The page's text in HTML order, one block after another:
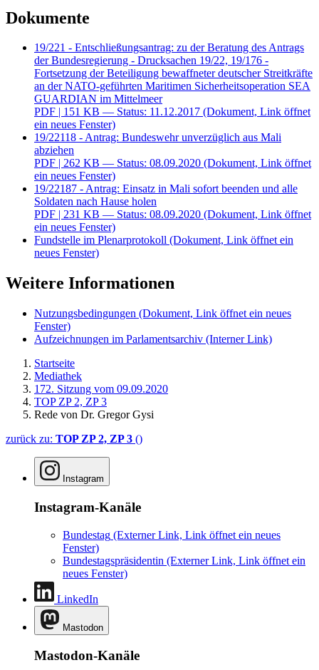
der Bundesregierung - Drucksachen 19/22, 19/176 -
Fortsetzung der Beteiligung bewaffneter deutscher Streitkräfte
GUARDIAN im Mittelmeer
PDF| 151 KB — Status: 11.12.2017 (Dokument, Link öffnet
ein neues Fenster)
19/22118 - Antrag: Bundeswehr unverzüglich aus Mali
abziehen
PDF| 262 KB — Status: 08.09.2020 (Dokument, Link öffnet
ein neues Fenster)
19/22187 - Antrag: Einsatz in Mali sofort beenden und alle
Soldaten nach Hause holen
PDF| 231 KB — Status: 08.09.2020 (Dokument, Link öffnet
ein neues Fenster)
Fundstelle im Plenarprotokoll(Dokument, Link öffnet ein
neues Fenster)
Weitere Informationen
Fenster)
Aufzeichnungen im Parlamentsarchiv
Startseite
Mediathek
172. Sitzung vom 09.09.2020
Rede von Dr. Gregor Gysi
zurück zu:TOP ZP 2, ZP 3 ()
Instagram
Instagram-Kanäle
Bundestag
Bundestagspräsidentin
LinkedIn
Mastodon
Mastodon-Kanäle
Bundestag
Fenster)
hib-Nachrichten(Externer Link, Link öffnet ein neues